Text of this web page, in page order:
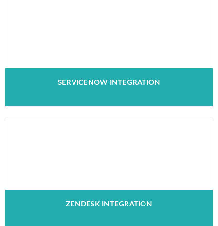
SERVICENOW INTEGRATION
ZENDESK INTEGRATION